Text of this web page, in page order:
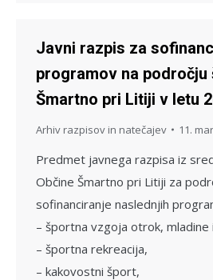
Javni razpis za
programov na področju
Šmartno pri Litiji v letu
Arhiv razpisov in natečajev 11.
Predmet javnega razpisa iz
Občine Šmartno pri Litiji za
sofinanciranje naslednjih
– športna vzgoja otrok, mladine
– športna rekreacija,
– kakovostni šport,